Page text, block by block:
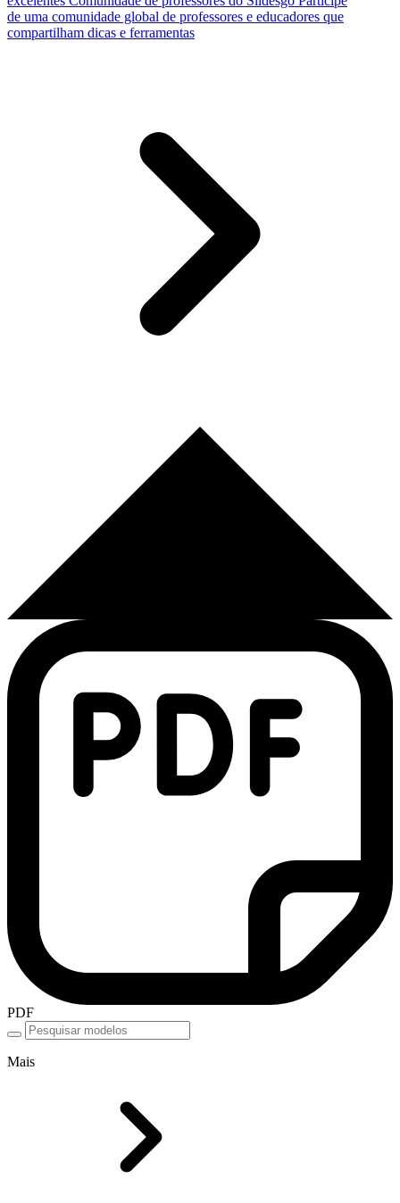
de uma comunidade global de professores e educadores que
compartilham dicas e ferramentas
PDF
Mais